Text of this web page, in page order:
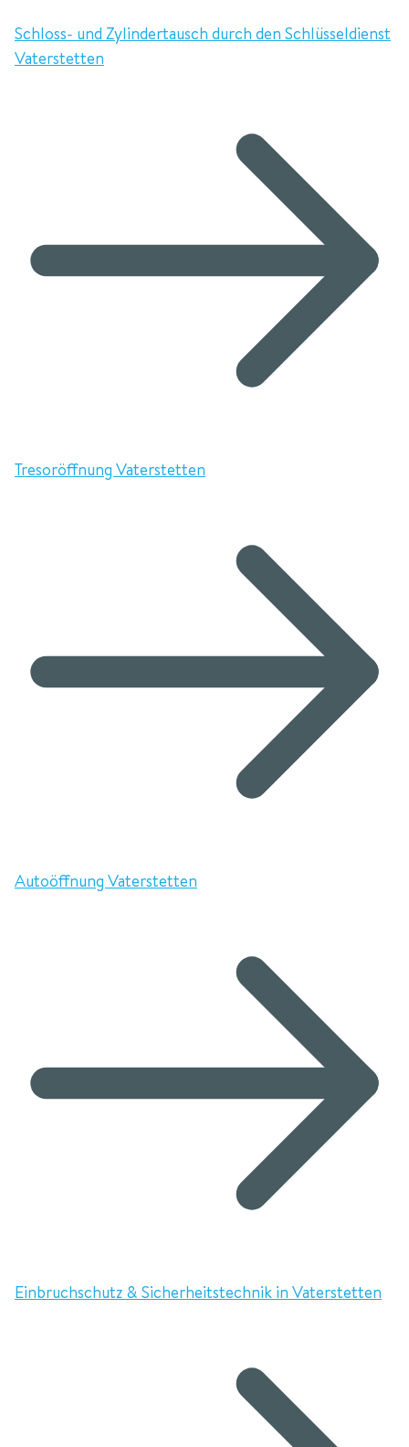
Schloss- und Zylindertausch durch den Schlüsseldienst
Vaterstetten
Tresoröffnung Vaterstetten
Autoöffnung Vaterstetten
Einbruchschutz & Sicherheitstechnik in Vaterstetten